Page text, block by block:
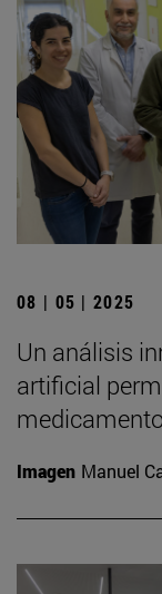
08 | 05 | 2025
Un análisis
artificial
Imagen Manuel